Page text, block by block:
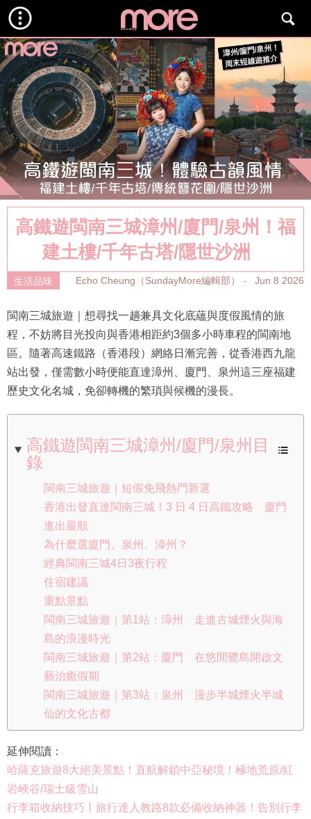
高鐵遊閩南三城漳州/廈門/泉州！福
建土樓/千年古塔/隱世沙洲
生活品味 Echo Cheung（SundayMore編輯部） Jun 8 2026
閩南三城旅遊｜想尋找一趟兼具文化底蘊與度假風情的旅
程，不妨將目光投向與香港相距約3個多小時車程的閩南地
區。隨著高速鐵路（香港段）網絡日漸完善，從香港西九龍
站出發，僅需數小時便能直達漳州、廈門、泉州這三座福建
歷史文化名城，免卻轉機的繁瑣與候機的漫長。
高鐵遊閩南三城漳州/廈門/泉州目
錄
閩南三城旅遊｜短假免飛熱門新選
香港出發直達閩南三城！3 日 4 日高鐵攻略 廈門
進出最順
為什麼選廈門、泉州、漳州？
經典閩南三城4日3夜行程
住宿建議
重點景點
閩南三城旅遊｜第1站：漳州 走進古城煙火與海
島的浪漫時光
閩南三城旅遊｜第2站：廈門 在悠閒鷺島開啟文
藝治癒假期
閩南三城旅遊｜第3站：泉州 漫步半城煙火半城
仙的文化古都
延伸閱讀：
哈薩克旅遊8大絕美景點！直航解鎖中亞秘境！極地荒原/紅
岩峽谷/瑞士級雪山
行李箱收納技巧丨旅行達人教路8款必備收納神器！告別行李